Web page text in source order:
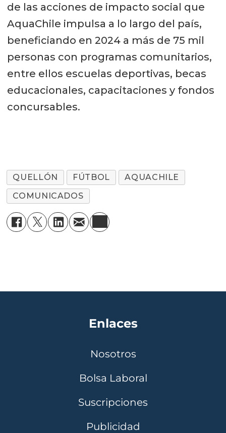
de las acciones de impacto social que
AquaChile impulsa a lo largo del país,
beneficiando en 2024 a más de 75 mil
personas con programas comunitarios,
entre ellos escuelas deportivas, becas
educacionales, capacitaciones y fondos
concursables.
QUELLÓN FÚTBOL
AQUACHILE
COMUNICADOS
Enlaces
Nosotros
Bolsa Laboral
Suscripciones
Publicidad